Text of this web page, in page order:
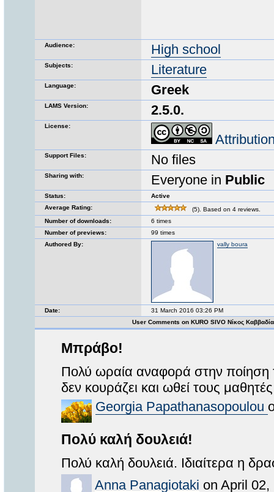
Audience: High school
Subjects: Literature
Language: Greek
LAMS Version: 2.5.0.
License:
Support Files: No files
Sharing with: Everyone in Public
Status:
Active
Average Rating:
(5). Based on 4 reviews.
Number of downloads:
6 times
Number of previews:
99 times
Authored By:
vally boura
Date:
31 March 2016 03:26 PM
User Comments on KURO SIVO Νίκος
Μπράβο!
Πολύ ωραία αναφορά στην
δεν κουράζει και ωθεί τους
Georgia Papathanasopoulou
Πολύ καλή δουλειά!
Πολύ καλή δουλειά. Ιδιαίτερα η
Anna Panagiotaki on April